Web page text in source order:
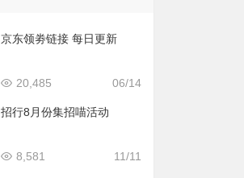
京东领劵链接 每日更新
06/14
20,485
招行8月份集招喵活动
11/11
8,581